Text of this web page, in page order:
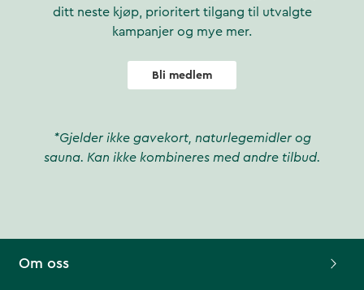
ditt neste kjøp, prioritert tilgang til utvalgte
kampanjer og mye mer.
Bli medlem
*Gjelder ikke gavekort, naturlegemidler og
sauna. Kan ikke kombineres med andre tilbud.
Om oss